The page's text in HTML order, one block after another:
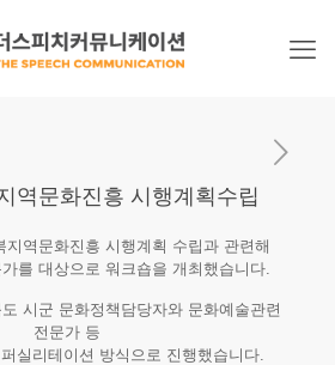
역문화진흥 시행계획수립
지역문화진흥 시행계획 수립과 관련해
를 대상으로 워크숍을 개최했습니다.
시군 문화정책담당자와 문화예술관련
전문가 등
실리테이션 방식으로 진행했습니다.